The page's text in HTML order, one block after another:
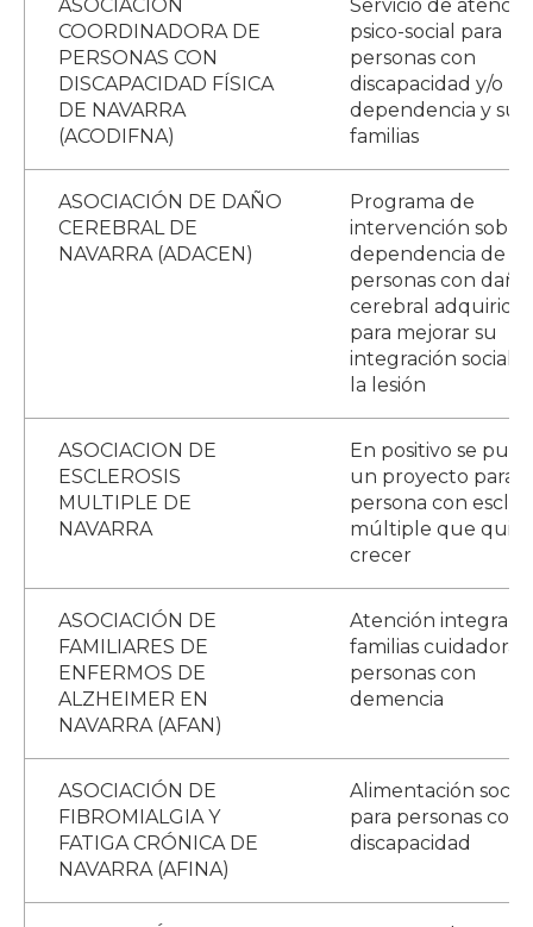
ASOCIACIÓN
COORDINADORA DE
PERSONAS CON
DISCAPACIDAD FÍSICA
DE NAVARRA
(ACODIFNA)
Servicio de
psico-social para
personas con
discapacidad y/o
dependencia y sus
familias
ASOCIACIÓN DE DAÑO
CEREBRAL DE
NAVARRA (ADACEN)
Programa de
intervención sobre
dependencia de
personas con daño
cerebral adquirido
para mejorar su
integración social
la lesión
ASOCIACION DE
ESCLEROSIS
MULTIPLE DE
NAVARRA
En positivo se
un proyecto para
persona con
múltiple que
crecer
ASOCIACIÓN DE
FAMILIARES DE
ENFERMOS DE
ALZHEIMER EN
NAVARRA (AFAN)
Atención integral a
familias cuidadoras
personas con
demencia
ASOCIACIÓN DE
FIBROMIALGIA Y
FATIGA CRÓNICA DE
NAVARRA (AFINA)
Alimentación social
para personas con
discapacidad